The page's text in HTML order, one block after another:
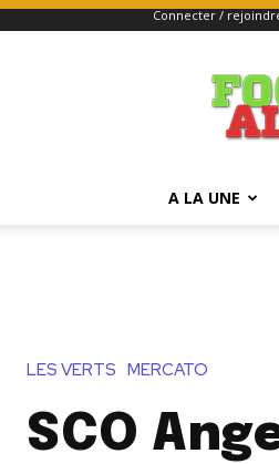
Connecter /
A LA UNE
LES VERTS MERCATO
SCO